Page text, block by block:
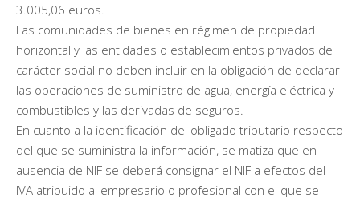
3.005,06 euros.
Las comunidades de bienes en régimen de propiedad
horizontal y las entidades o establecimientos privados de
carácter social no deben incluir en la obligación de declarar
las operaciones de suministro de agua, energía eléctrica y
combustibles y las derivadas de seguros.
En cuanto a la identificación del obligado tributario respecto
del que se suministra la información, se matiza que en
ausencia de NIF se deberá consignar el NIF a efectos del
IVA atribuido al empresario o profesional con el que se